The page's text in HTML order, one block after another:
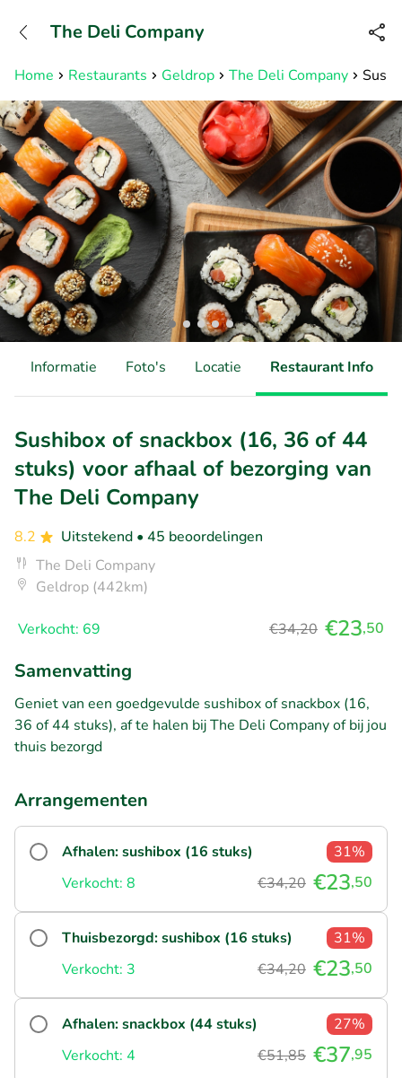
Bereikbaar tot 23:00 uur
Home Restaurants Geldrop The Deli Company
The Deli Company
Informatie Foto's Locatie Restaurant Info
Sushibox of snackbox (16, 36 of 44
stuks) voor afhaal of bezorging van
The Deli Company
8.2 Uitstekend • 45 beoordelingen
The Deli Company
Geldrop (442km)
Verkocht: 69 €34,20 €23,50
Samenvatting
Geniet van een goedgevulde sushibox of snackbox (16,
36 of 44 stuks), af te halen bij The Deli Company of bij jou
thuis bezorgd
Arrangementen
Afhalen: sushibox (16 stuks)
31%
Verkocht: 8
€34,20 €23,50
Thuisbezorgd: sushibox (16 stuks)
31%
Verkocht: 3
€34,20 €23,50
Afhalen: snackbox (44 stuks)
27%
Verkocht: 4
€51,85 €37,95